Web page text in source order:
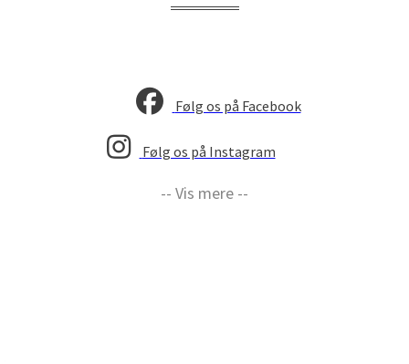
Følg os på Facebook
Følg os på Instagram
-- Vis mere --